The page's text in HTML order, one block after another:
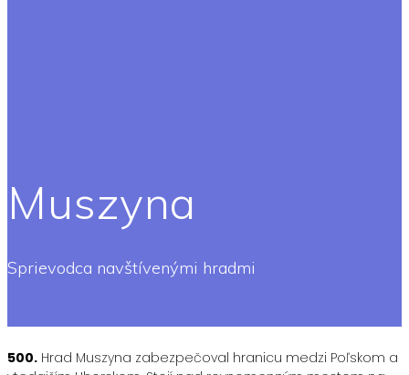
Muszyna
Sprievodca navštívenými hradmi
500. Hrad Muszyna zabezpečoval hranicu medzi Poľskom a